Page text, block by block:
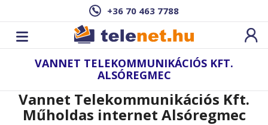
+36 70 463 7788
VANNET TELEKOMMUNIKÁCIÓS KFT.
ALSÓREGMEC
Vannet Telekommunikációs Kft.
Műholdas internet Alsóregmec